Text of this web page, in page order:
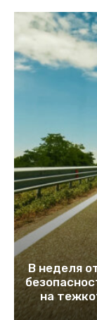
В неделя
на